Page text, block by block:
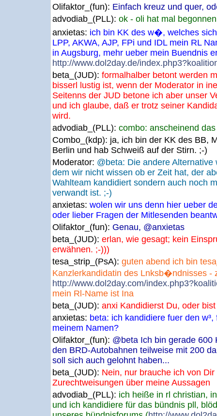
Olifaktor_(fun): Einfach kreuz und quer,
advodiab_(PLL): ok - oli hat mal begonnen
anxietas: ich bin KK des w�, welches
LPP, AKWA, AJP, FPi und IDL mein RL
in Augsburg, mehr ueber mein Buendnis
http://www.dol2day.de/
beta_(JUD): formalhalber betont werden
bisserl lustig ist, wenn der Moderator in
Seitenns der JUD betone ich aber unser
und ich glaube, daß er trotz seiner
wird.
advodiab_(PLL): combo: anscheinend
Combo_(kdp): ja, ich bin der KK des BB,
Berlin und hab Schweiß auf der Stirn. ;-)
Moderator: @beta: Die andere
dem wir nicht wissen ob er Zeit hat, der
Wahlteam kandidiert sondern auch noch
verwandt ist. ;-)
anxietas: wolen wir uns denn hier ueber
oder lieber Fragen der Mitlesenden
Olifaktor_(fun): Genau, @anxietas
beta_(JUD): erlan, wie gesagt; kein
erwähnen. ;-)))
tesa_strip_(PsA): guten abend ich bin
Kanzlerkandidatin des Lnksb�ndnisses -
http://www.dol2day.com/
mein Rl-Name ist Ina
beta_(JUD): anxi Kandidierst Du, oder
anxietas: beta: ich kandidiere fuer den
meinem Namen?
Olifaktor_(fun): @beta Ich bin gerade 600
den BRD-Autobahnen teilweise mit 200
soll sich auch gelohnt haben...
beta_(JUD): Nein, nur brauche ich von
Zurechtweisungen über meine Aussagen
advodiab_(PLL): ich heiße in rl christian,
und ich kandidiere für das bündnis pll,